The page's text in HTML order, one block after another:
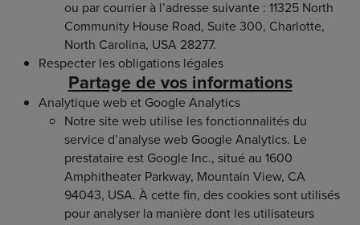
ou par courrier à l’adresse suivante : 11325 North
Community House Road, Suite 300, Charlotte,
North Carolina, USA 28277.
Respecter les obligations légales
Partage de vos informations
Analytique web et Google Analytics
Notre site web utilise les fonctionnalités du
service d’analyse web Google Analytics. Le
prestataire est Google Inc., situé au 1600
Amphitheater Parkway, Mountain View, CA
94043, USA. À cette fin, des cookies sont utilisés
pour analyser la manière dont les utilisateurs